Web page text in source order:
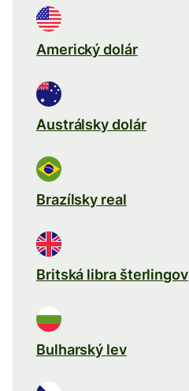
Americký dolár
Austrálsky dolár
Brazílsky real
Britská libra šterlingov
Bulharský lev